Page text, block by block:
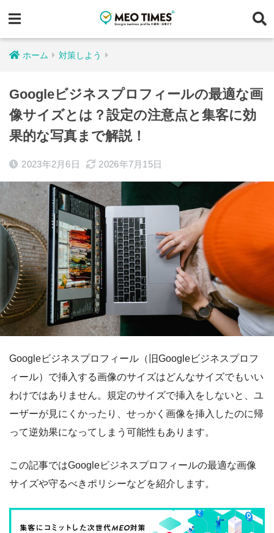
ホーム 対策しよう
Googleビジネスプロフィールの最適な画
像サイズとは？設定の注意点と集客に効
果的な写真まで解説！
2023年2月6日 2026年7月15日
Googleビジネスプロフィール（旧Googleビジネスプロフ
ィール）で挿入する画像のサイズはどんなサイズでもいい
わけではありません。規定のサイズで挿入をしないと、ユ
ーザーが見にくかったり、せっかく画像を挿入したのに帰
って逆効果になってしまう可能性もあります。
この記事ではGoogleビジネスプロフィールの最適な画像
サイズや守るべきポリシーなどを紹介します。